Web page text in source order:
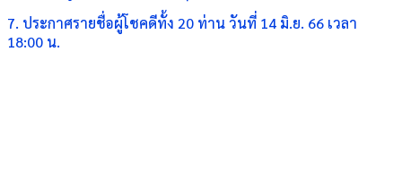
7. ประกาศรายชื่อผู้โชคดีทั้ง 20 ท่าน วันที่ 14 มิ.ย. 66 เวลา
18:00 น.